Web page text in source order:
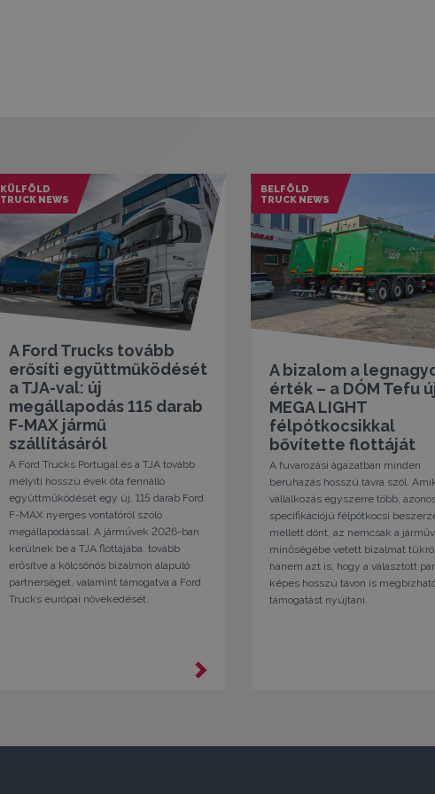
KÜLFÖLD
TRUCK NEWS
A Ford Trucks tovább
erősíti együttműködését
a TJA-val: új
megállapodás 115 darab
F-MAX jármű
szállításáról
A Ford Trucks Portugal és a TJA tovább
mélyíti hosszú évek óta fennálló
együttműködését egy új, 115 darab Ford
F-MAX nyerges vontatóról szóló
megállapodással. A járművek 2026-ban
kerülnek be a TJA flottájába, tovább
erősítve a kölcsönös bizalmon alapuló
partnerséget, valamint támogatva a Ford
Trucks európai növekedését.
BELFÖLD
TRUCK NEWS
A bizalom a
érték – a DÓM Tefu
MEGA LIGHT
félpótkocsikkal
bővítette flottáját
A fuvarozási ágazatban minden
beruházás hosszú távra szól.
vállalkozás egyszerre több,
specifikációjú félpótkocsi
mellett dönt, az nemcsak a
minőségébe vetett bizalmat
hanem azt is, hogy a választott
képes hosszú távon is
támogatást nyújtani.